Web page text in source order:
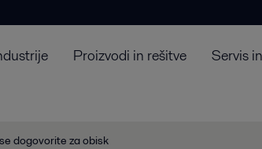
Proizvodi in rešitve Servis
dogovorite za obisk